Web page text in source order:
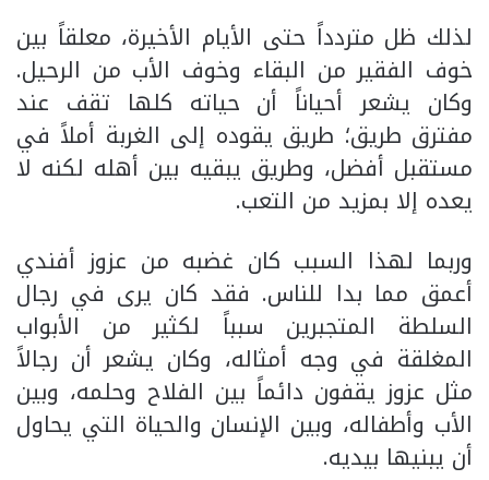
لذلك ظل متردداً حتى الأيام الأخيرة، معلقاً بين
خوف الفقير من البقاء وخوف الأب من الرحيل.
وكان يشعر أحياناً أن حياته كلها تقف عند
مفترق طريق؛ طريق يقوده إلى الغربة أملاً في
مستقبل أفضل، وطريق يبقيه بين أهله لكنه لا
يعده إلا بمزيد من التعب.
وربما لهذا السبب كان غضبه من عزوز أفندي
أعمق مما بدا للناس. فقد كان يرى في رجال
السلطة المتجبرين سبباً لكثير من الأبواب
المغلقة في وجه أمثاله، وكان يشعر أن رجالاً
مثل عزوز يقفون دائماً بين الفلاح وحلمه، وبين
الأب وأطفاله، وبين الإنسان والحياة التي يحاول
أن يبنيها بيديه.